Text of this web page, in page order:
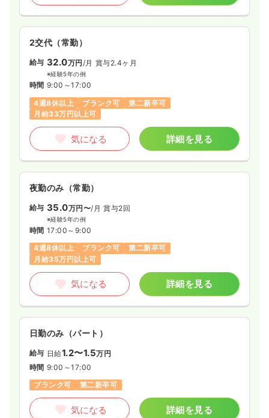
2交代（常勤）
給与 32.0万円/月 賞与2.4ヶ月
※経験5年の例
時間 9:00～17:00
4週8休以上
ブランク可
第二新卒可
月給33万円以上可
気になる 詳細を見る
夜勤のみ（常勤）
給与 35.0万円〜/月 賞与2回
※経験5年の例
時間 17:00～9:00
4週8休以上
ブランク可
第二新卒可
月給35万円以上可
気になる 詳細を見る
日勤のみ（パート）
給与 日給1.2〜1.5万円
時間 9:00～17:00
ブランク可
第二新卒可
気になる 詳細を見る